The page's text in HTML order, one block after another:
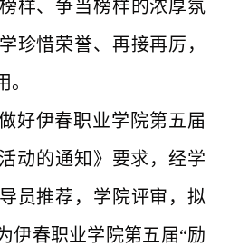
样、争当榜样的浓厚氛
珍惜荣誉、再接再厉，
好伊春职业学院第五届
动的通知》要求，经学
员推荐，学院评审，拟
伊春职业学院第五届“励